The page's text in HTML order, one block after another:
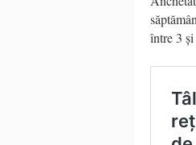
între 3